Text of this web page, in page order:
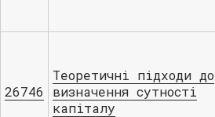
26746
Теоретичні підходи до
визначення сутності
капіталу